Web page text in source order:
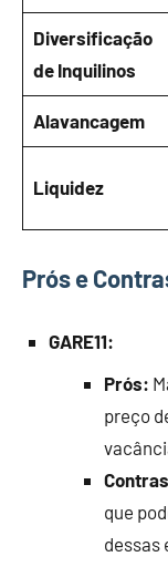
Diversificação
de Inquilinos
Alavancagem
Liquidez
Prós e
GARE11:
Prós:
preço
que
dessas